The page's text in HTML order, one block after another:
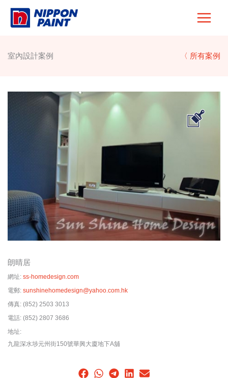
Skip
室內設計案例 〈 所有案例
朗晴居
網址: ss-homedesign.com
電郵: sunshinehomedesign@yahoo.com.hk
傳真: (852) 2503 3013
電話: (852) 2807 3686
地址:
九龍深水埗元州街150號華興大廈地下A舖